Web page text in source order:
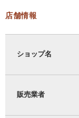
店舗情報
ショップ名
販売業者